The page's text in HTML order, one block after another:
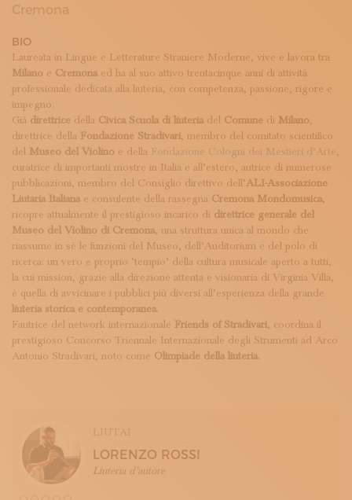
MAGAZINE
TUTTI I CONTENUTI
NEWS
INTERVISTE
ITINERARI
ISCRIVITI
LOGIN
BIO
Laureata in Lingue e Letterature Straniere Moderne, vive e lavora tra
Milano e Cremonaed ha al suo attivo trentacinque anni di attività
professionale dedicata alla liuteria, con competenza, passione, rigore e
impegno.
Già direttrice della Civica Scuola di liuteriadel Comune di Milano,
direttrice della Fondazione Stradivari, membro del comitato scientifico
del Museo del Violino e della Fondazione Cologni dei Mestieri d’Arte,
curatrice di importanti mostre in Italia e all’estero, autrice di numerose
pubblicazioni, membro del Consiglio direttivo dell’ALI-Associazione
Liutaria Italianae consulente della rassegna Cremona Mondomusica,
ricopre attualmente il prestigioso incarico di direttrice generale del
Museo del Violino di Cremona, una struttura unica al mondo che
riassume in sé le funzioni del Museo, dell’Auditorium e del polo di
ricerca: un vero e proprio ‘tempio’ della cultura musicale aperto a tutti,
la cui mission, grazie alla direzione attenta e visionaria di Virginia Villa,
è quella di avvicinare i pubblici più diversi all’esperienza della grande
liuteria storica e contemporanea.
Fautrice del network internazionale Friends of Stradivari, coordina il
prestigioso Concorso Triennale Internazionale degli Strumenti ad Arco
Antonio Stradivari, noto come Olimpiade della liuteria.
LORENZO ROSSI
Liuteria d’autore